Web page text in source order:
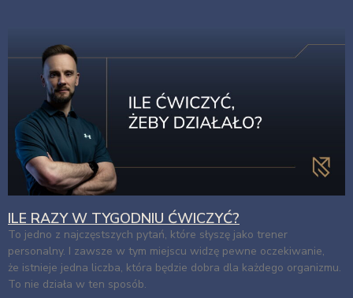
ILE RAZY W TYGODNIU ĆWICZYĆ?
To jedno z najczęstszych pytań, które słyszę jako trener
personalny. I zawsze w tym miejscu widzę pewne oczekiwanie,
że istnieje jedna liczba, która będzie dobra dla każdego organizmu.
To nie działa w ten sposób.